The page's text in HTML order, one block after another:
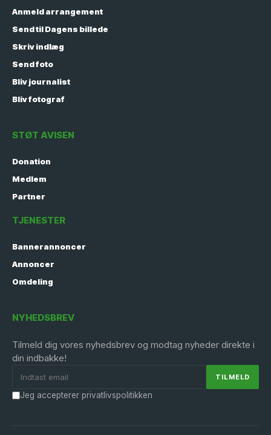
Anmeld arrangement
Send til Dagens billede
Skriv indlæg
Send foto
Bliv journalist
Bliv fotograf
STØT AVISEN
Donation
Medlem
Partner
TJENESTER
Bannerannoncer
Annoncer
Omdeling
NYHEDSBREV
Tilmeld dig vores nyhedsbrev og modtag nyheder direkte i
din indbakke!
Jeg accepterer privatlivspolitikken